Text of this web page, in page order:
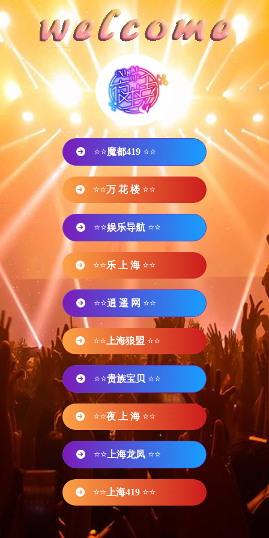
⭐⭐魔都419 ⭐⭐
⭐⭐万 花 楼 ⭐⭐
⭐⭐娱乐导航 ⭐⭐
⭐⭐乐 上 海 ⭐⭐
⭐⭐逍 遥 网 ⭐⭐
⭐⭐ 上海狼盟 ⭐⭐
⭐⭐贵族宝贝 ⭐⭐
⭐⭐夜 上 海 ⭐⭐
⭐⭐ 上海龙凤 ⭐⭐
⭐⭐ 上海419 ⭐⭐